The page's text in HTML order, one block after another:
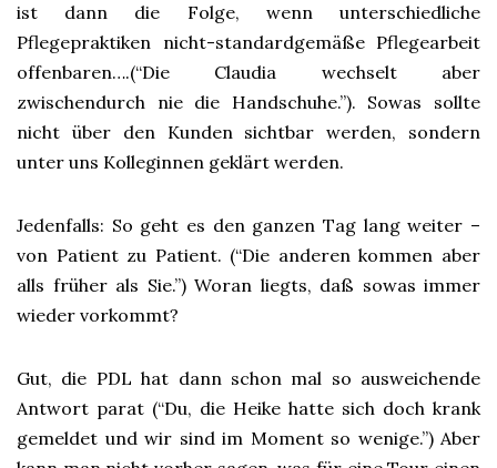
ist dann die Folge, wenn unterschiedliche
Pflegepraktiken nicht-standardgemäße Pflegearbeit
offenbaren….(“Die Claudia wechselt aber
zwischendurch nie die Handschuhe.”). Sowas sollte
nicht über den Kunden sichtbar werden, sondern
unter uns Kolleginnen geklärt werden.
Jedenfalls: So geht es den ganzen Tag lang weiter –
von Patient zu Patient. (“Die anderen kommen aber
alls früher als Sie.”) Woran liegts, daß sowas immer
wieder vorkommt?
Gut, die PDL hat dann schon mal so ausweichende
Antwort parat (“Du, die Heike hatte sich doch krank
gemeldet und wir sind im Moment so wenige.”) Aber